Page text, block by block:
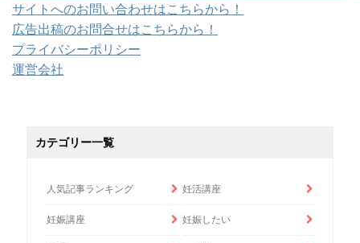
サイトへのお問い合わせはこちらから！
広告出稿のお問合せはこちらから！
プライバシーポリシー
運営会社
カテゴリー一覧
人気記事ランキング 妊活講座
妊娠講座 妊娠したい